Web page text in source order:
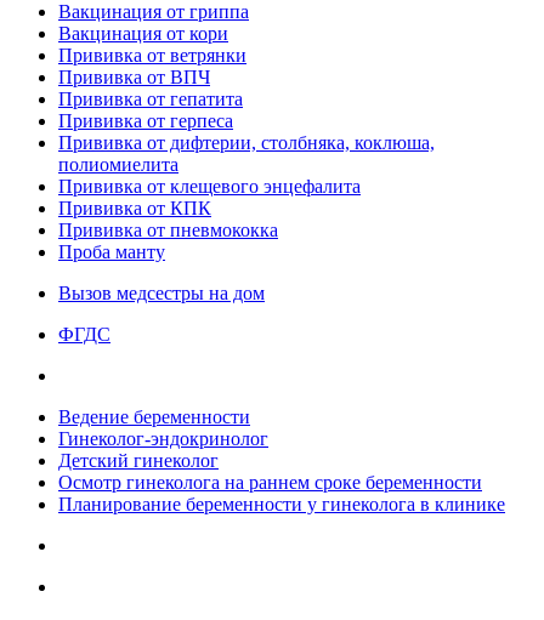
Вакцинация от гриппа
Вакцинация от кори
Прививка от ветрянки
Прививка от ВПЧ
Прививка от гепатита
Прививка от герпеса
Прививка от дифтерии, столбняка, коклюша,
полиомиелита
Прививка от клещевого энцефалита
Прививка от КПК
Прививка от пневмококка
Проба манту
Вызов медсестры на дом
ФГДС
Ведение беременности
Гинеколог-эндокринолог
Детский гинеколог
Осмотр гинеколога на раннем сроке беременности
Планирование беременности у гинеколога в клинике